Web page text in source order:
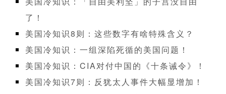
了！
美国冷知识8则：这些数字有啥特殊含义？
美国冷知识：一组深陷死循的美国问题！
美国冷知识：CIA对付中国的《十条诫令》！
美国冷知识7则：反犹太人事件大幅显增加！